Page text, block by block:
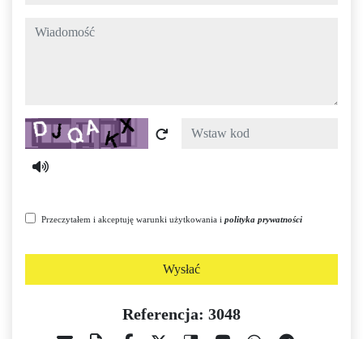
wiadomość
Captcha
Przeczytałem i akceptuję warunki użytkowania i polityka prywatności
Wysłać
Referencja: 3048